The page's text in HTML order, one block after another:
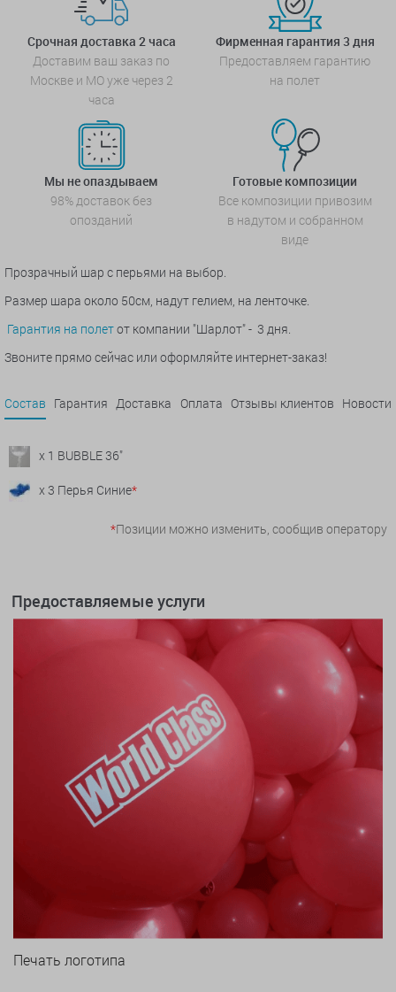
Срочная доставка 2 часа
Доставим ваш заказ по
Москве и МО уже через 2
часа
Фирменная гарантия 3 дня
Предоставляем гарантию
на полет
Мы не опаздываем
98% доставок без
опозданий
Готовые композиции
Все композиции привозим
в надутом и собранном
виде
Прозрачный шар с перьями на выбор.
Размер шара около 50см, надут гелием, на ленточке.
Гарантия на полетот компании "Шарлот" - 3 дня.
Звоните прямо сейчас или оформляйте интернет-заказ!
Состав Гарантия Доставка Оплата Отзывы клиентов Новости
x 1 BUBBLE 36"
x 3 Перья Синие*
*Позиции можно изменить, сообщив оператору
Предоставляемые услуги
Печать логотипа